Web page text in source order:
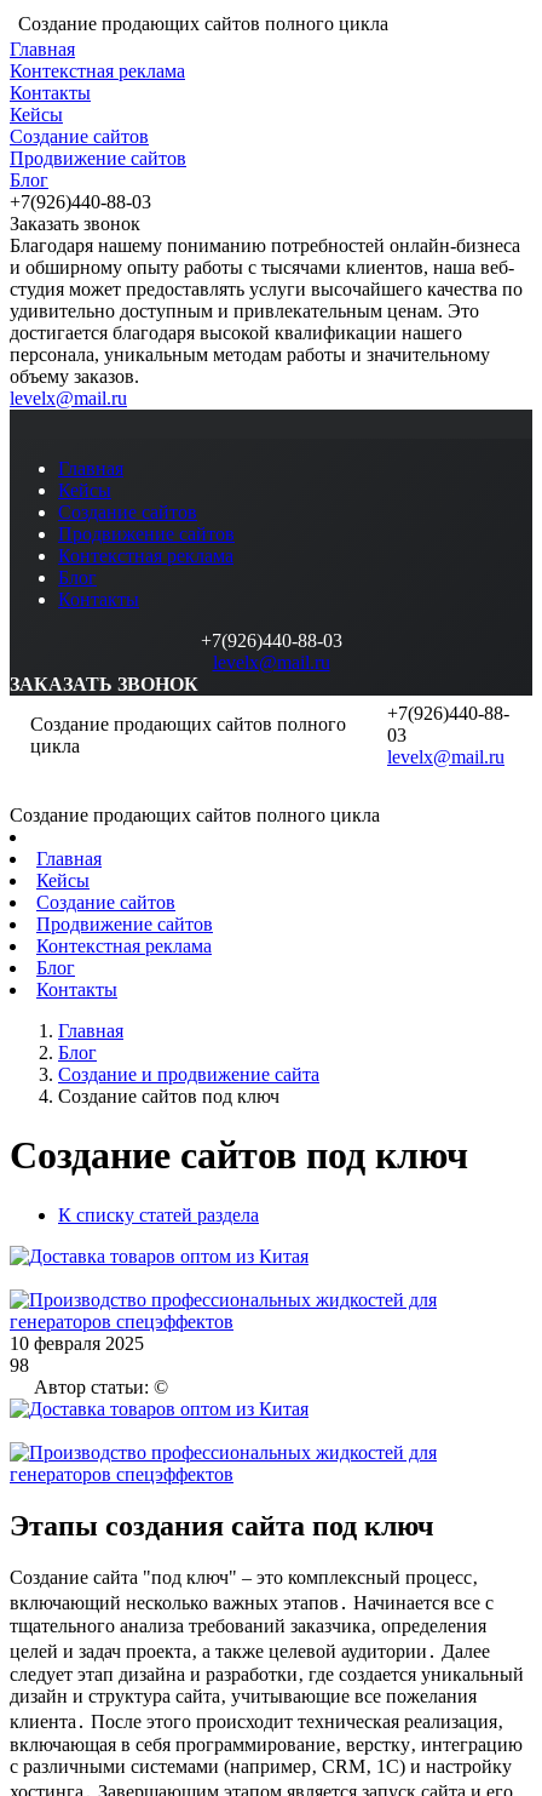
Создание продающих сайтов полного цикла
Главная
Контекстная реклама
Контакты
Кейсы
Создание сайтов
Продвижение сайтов
Блог
+7(926)440-88-03
Заказать звонок
Благодаря нашему пониманию потребностей онлайн-бизнеса
и обширному опыту работы с тысячами клиентов, наша веб-
студия может предоставлять услуги высочайшего качества по
удивительно доступным и привлекательным ценам. Это
достигается благодаря высокой квалификации нашего
персонала, уникальным методам работы и значительному
объему заказов.
levelx@mail.ru
Главная
Кейсы
Создание сайтов
Продвижение сайтов
Контекстная реклама
Блог
Контакты
+7(926)440-88-03
levelx@mail.ru
ЗАКАЗАТЬ ЗВОНОК
Создание продающих сайтов полного
цикла
+7(926)440-88-
03
levelx@mail.ru
Создание продающих сайтов полного цикла
Главная
Кейсы
Создание сайтов
Продвижение сайтов
Контекстная реклама
Блог
Контакты
Главная
Блог
Создание и продвижение сайта
Создание сайтов под ключ
Создание сайтов под ключ
К списку статей раздела
10 февраля 2025
98
Автор статьи: ©
Этапы создания сайта под ключ
Создание сайта "под ключ" – это комплексный процесс‚
включающий несколько важных этапов․ Начинается все с
тщательного анализа требований заказчика‚ определения
целей и задач проекта‚ а также целевой аудитории․ Далее
следует этап дизайна и разработки‚ где создается уникальный
дизайн и структура сайта‚ учитывающие все пожелания
клиента․ После этого происходит техническая реализация‚
включающая в себя программирование‚ верстку‚ интеграцию
с различными системами (например‚ CRM‚ 1С) и настройку
хостинга․ Завершающим этапом является запуск сайта и его